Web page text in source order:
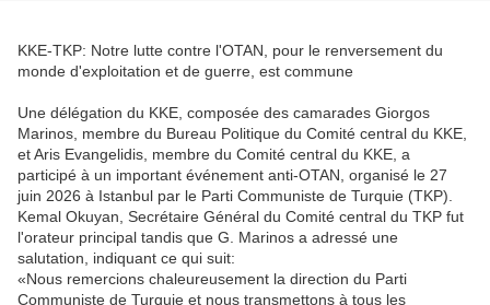
KKE-TKP: Notre lutte contre l'OTAN, pour le renversement du
monde d'exploitation et de guerre, est commune
Une délégation du KKE, composée des camarades Giorgos
Marinos, membre du Bureau Politique du Comité central du KKE,
et Aris Evangelidis, membre du Comité central du KKE, a
participé à un important événement anti-OTAN, organisé le 27
juin 2026 à Istanbul par le Parti Communiste de Turquie (TKP).
Kemal Okuyan, Secrétaire Général du Comité central du TKP fut
l'orateur principal tandis que G. Marinos a adressé une
salutation, indiquant ce qui suit:
«Nous remercions chaleureusement la direction du Parti
Communiste de Turquie et nous transmettons à tous les